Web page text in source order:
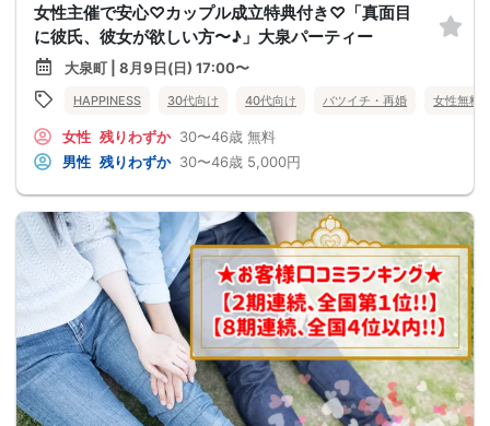
女性主催で安心♡カップル成立特典付き♡「真面目
に彼氏、彼女が欲しい方〜♪」大泉パーティー
大泉町 | 8月9日(日) 17:00〜
HAPPINESS 30代向け 40代向け バツイチ・再婚 女性無料
女性 残りわずか 30〜46歳 無料
男性 残りわずか 30〜46歳 5,000円